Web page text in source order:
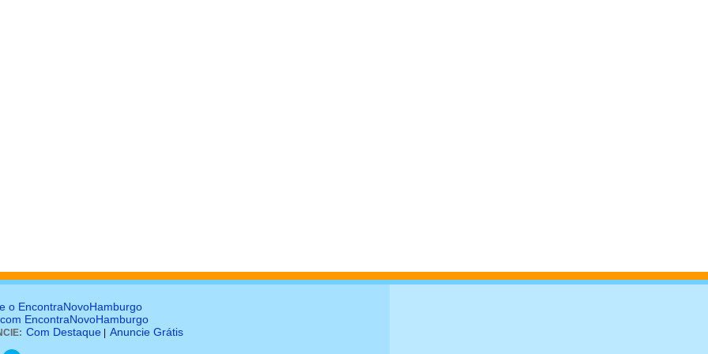
o EncontraNovoHamburgo
EncontraNovoHamburgo
Com Destaque Anuncie Grátis